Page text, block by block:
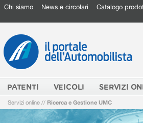
Chi siamo News e circolari Catalogo
PATENTI VEICOLI SERVIZI
Servizi online // Ricerca e Gestione UMC